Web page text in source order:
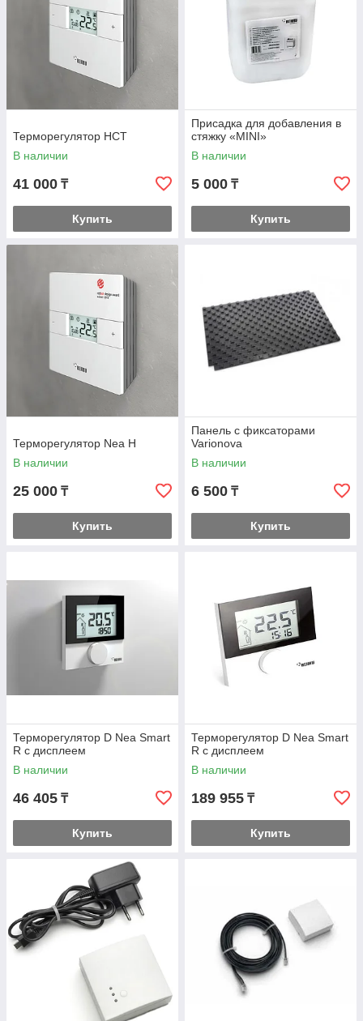
Терморегулятор HCT
В наличии
41 000 ₸
Купить
Присадка для добавления в
стяжку «MINI»
В наличии
5 000 ₸
Купить
Терморегулятор Nea Н
В наличии
25 000 ₸
Купить
Панель с фиксаторами
Varionova
В наличии
6 500 ₸
Купить
Терморегулятор D Nea Smart
R с дисплеем
В наличии
46 405 ₸
Купить
Терморегулятор D Nea Smart
R с дисплеем
В наличии
189 955 ₸
Купить